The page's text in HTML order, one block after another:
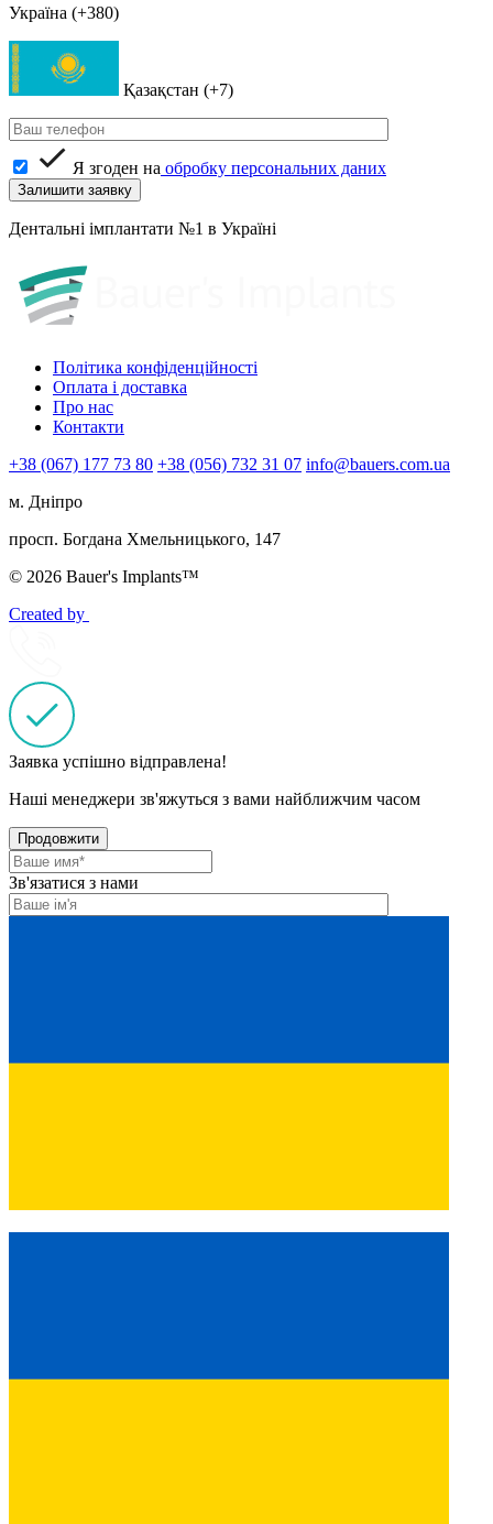
Україна (+380)
Қазақстан (+7)
Я згоден на обробку персональних даних
Дентальні імплантати №1 в Україні
Політика конфіденційності
Оплата і доставка
Про нас
Контакти
+38 (067) 177 73 80 +38 (056) 732 31 07 info@bauers.com.ua
м. Дніпро
просп. Богдана Хмельницького, 147
© 2026 Bauer's Implants™
Created by
Заявка успішно відправлена!
Наші менеджери зв'яжуться з вами найближчим часом
Продовжити
Зв'язатися з нами